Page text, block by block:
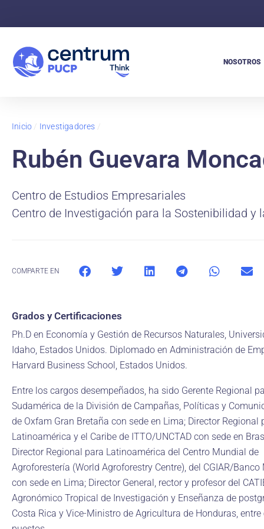
NOSOTROS
Inicio / Investigadores /
Rubén Guevara
Centro de Estudios Empresariales
Centro de Investigación para la Sostenibilidad y
COMPARTE EN
Grados y Certificaciones
Ph.D en Economía y Gestión de Recursos Naturales,
Idaho, Estados Unidos. Diplomado en Administración de
Harvard Business School, Estados Unidos.
Entre los cargos desempeñados, ha sido Gerente Regional
Sudamérica de la División de Campañas, Políticas y
de Oxfam Gran Bretaña con sede en Lima; Director Regional
Latinoamérica y el Caribe de ITTO/UNCTAD con sede en
Director Regional para Latinoamérica del Centro Mundial de
Agroforestería (World Agroforestry Centre), del CGIAR/Banco
con sede en Lima; Director General, rector y profesor del
Agronómico Tropical de Investigación y Enseñanza de
Costa Rica y Vice-Ministro de Agricultura de Honduras, entre